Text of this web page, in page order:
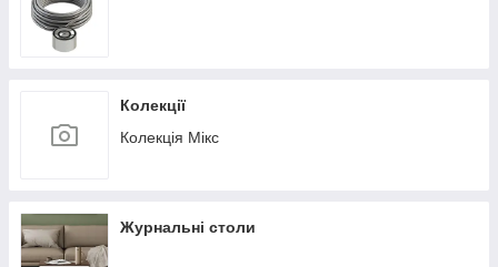
Колекції
Колекція Мікс
Журнальні столи